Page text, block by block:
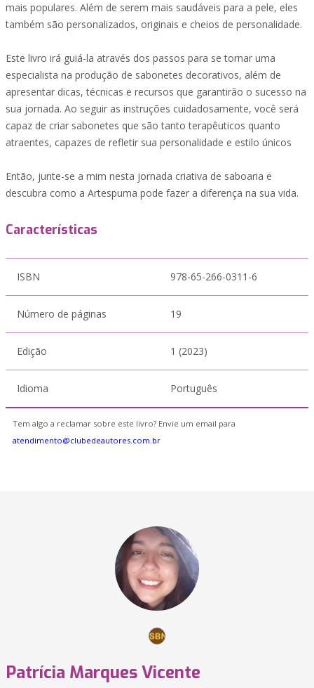
mais populares. Além de serem mais saudáveis para a pele, eles
também são personalizados, originais e cheios de personalidade.
Este livro irá guiá-la através dos passos para se tornar uma
especialista na produção de sabonetes decorativos, além de
apresentar dicas, técnicas e recursos que garantirão o sucesso na
sua jornada. Ao seguir as instruções cuidadosamente, você será
capaz de criar sabonetes que são tanto terapêuticos quanto
atraentes, capazes de refletir sua personalidade e estilo únicos
Então, junte-se a mim nesta jornada criativa de saboaria e
descubra como a Artespuma pode fazer a diferença na sua vida.
Características
ISBN 978-65-266-0311-6
Número de páginas 19
Edição 1 (2023)
Idioma Português
Tem algo a reclamar sobre este livro? Envie um email para
atendimento@clubedeautores.com.br
Patrícia Marques Vicente